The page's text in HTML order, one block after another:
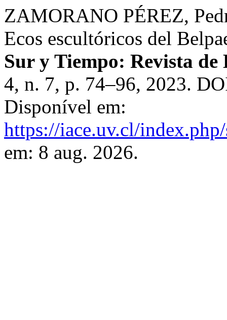
ZAMORANO PÉREZ,
Ecos escultóricos del
Sur y Tiempo: Revista
4, n. 7, p. 74–96, 2023.
Disponível em:
https://iace.uv.cl/
em: 8 aug. 2026.